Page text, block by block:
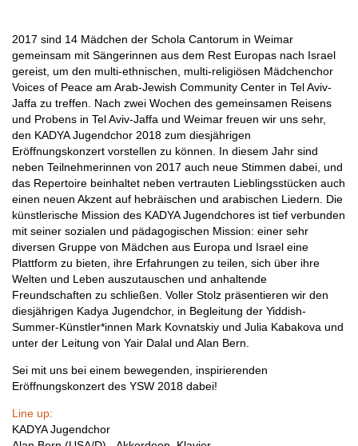
2017 sind 14 Mädchen der Schola Cantorum in Weimar
gemeinsam mit Sängerinnen aus dem Rest Europas nach Israel
gereist, um den multi-ethnischen, multi-religiösen Mädchenchor
Voices of Peace am Arab-Jewish Community Center in Tel Aviv-
Jaffa zu treffen. Nach zwei Wochen des gemeinsamen Reisens
und Probens in Tel Aviv-Jaffa und Weimar freuen wir uns sehr,
den KADYA Jugendchor 2018 zum diesjährigen
Eröffnungskonzert vorstellen zu können. In diesem Jahr sind
neben Teilnehmerinnen von 2017 auch neue Stimmen dabei, und
das Repertoire beinhaltet neben vertrauten Lieblingsstücken auch
einen neuen Akzent auf hebräischen und arabischen Liedern. Die
künstlerische Mission des KADYA Jugendchores ist tief verbunden
mit seiner sozialen und pädagogischen Mission: einer sehr
diversen Gruppe von Mädchen aus Europa und Israel eine
Plattform zu bieten, ihre Erfahrungen zu teilen, sich über ihre
Welten und Leben auszutauschen und anhaltende
Freundschaften zu schließen. Voller Stolz präsentieren wir den
diesjährigen Kadya Jugendchor, in Begleitung der Yiddish-
Summer-Künstler*innen Mark Kovnatskiy und Julia Kabakova und
unter der Leitung von Yair Dalal und Alan Bern.
Sei mit uns bei einem bewegenden, inspirierenden
Eröffnungskonzert des YSW 2018 dabei!
Line up:
KADYA Jugendchor